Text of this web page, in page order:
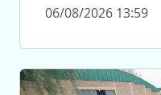
06/08/2026 13:59